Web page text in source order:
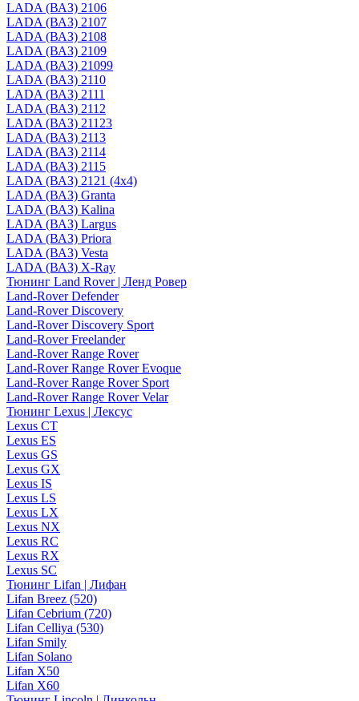
LADA (ВАЗ) 2106
LADA (ВАЗ) 2107
LADA (ВАЗ) 2108
LADA (ВАЗ) 2109
LADA (ВАЗ) 21099
LADA (ВАЗ) 2110
LADA (ВАЗ) 2111
LADA (ВАЗ) 2112
LADA (ВАЗ) 21123
LADA (ВАЗ) 2113
LADA (ВАЗ) 2114
LADA (ВАЗ) 2115
LADA (ВАЗ) 2121 (4x4)
LADA (ВАЗ) Granta
LADA (ВАЗ) Kalina
LADA (ВАЗ) Largus
LADA (ВАЗ) Priora
LADA (ВАЗ) Vesta
LADA (ВАЗ) X-Ray
Тюнинг Land Rover | Ленд Ровер
Land-Rover Defender
Land-Rover Discovery
Land-Rover Discovery Sport
Land-Rover Freelander
Land-Rover Range Rover
Land-Rover Range Rover Evoque
Land-Rover Range Rover Sport
Land-Rover Range Rover Velar
Тюнинг Lexus | Лексус
Lexus CT
Lexus ES
Lexus GS
Lexus GX
Lexus IS
Lexus LS
Lexus LX
Lexus NX
Lexus RC
Lexus RX
Lexus SC
Тюнинг Lifan | Лифан
Lifan Breez (520)
Lifan Cebrium (720)
Lifan Celliya (530)
Lifan Smily
Lifan Solano
Lifan X50
Lifan X60